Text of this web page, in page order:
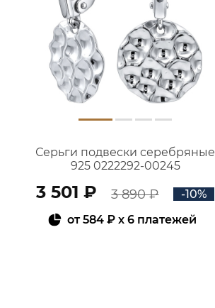
Серьги подвески серебряные
925 0222292-00245
3 501 ₽ 3 890 ₽
-10%
от584 ₽ x 6 платежей